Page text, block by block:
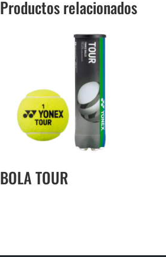
Productos relacionados
BOLA TOUR